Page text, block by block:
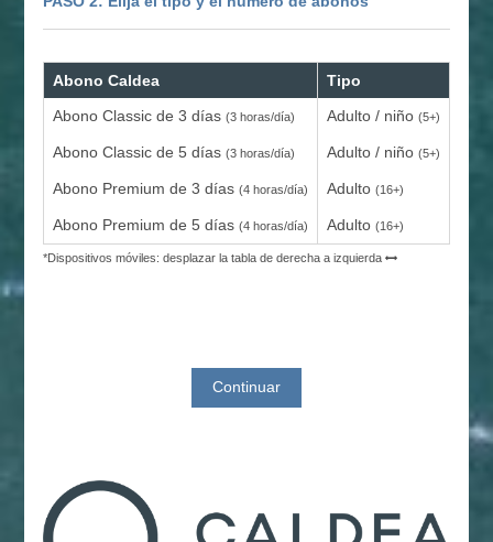
Abono Caldea Tipo
Abono Classic de 3 días (3 horas/día) Adulto / niño (5+)
Abono Classic de 5 días (3 horas/día) Adulto / niño (5+)
Abono Premium de 3 días (4 horas/día) Adulto (16+)
Abono Premium de 5 días (4 horas/día) Adulto (16+)
*Dispositivos móviles: desplazar la tabla de derecha a izquierda